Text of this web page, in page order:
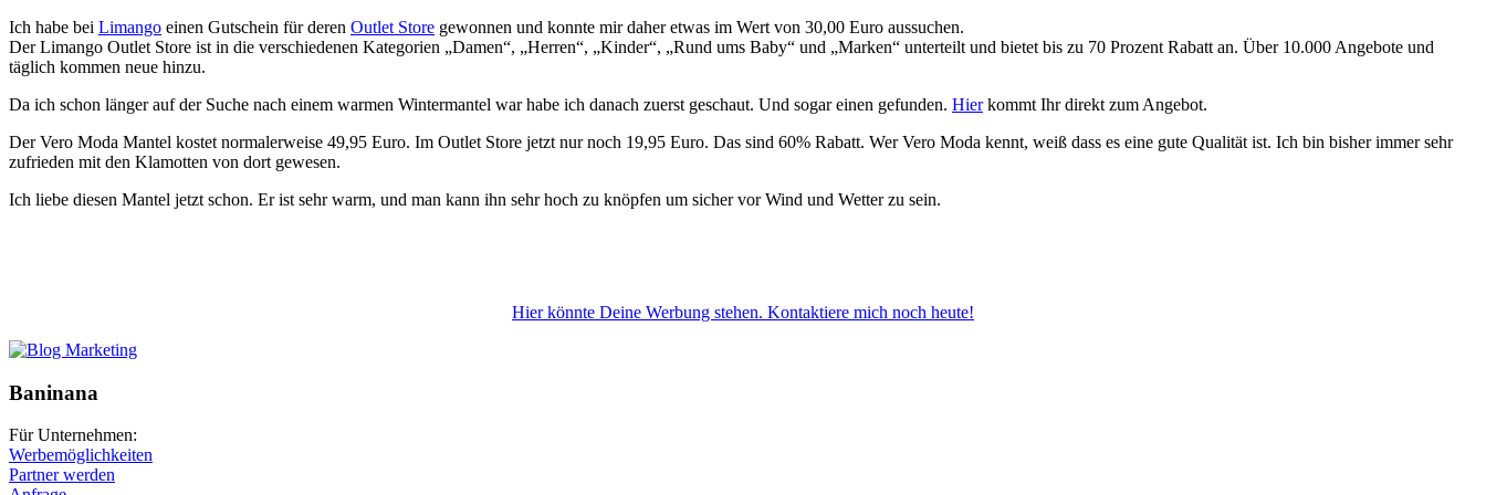
Ich habe bei Limango einen Gutschein für deren Outlet Store gewonnen und konnte mir daher etwas im Wert von 30,00 Euro aussuchen.
Der Limango Outlet Store ist in die verschiedenen Kategorien „Damen“, „Herren“, „Kinder“, „Rund ums Baby“ und „Marken“ unterteilt und bietet bis zu 70 Prozent Rabatt an. Über 10.000 Angebote und
täglich kommen neue hinzu.
Da ich schon länger auf der Suche nach einem warmen Wintermantel war habe ich danach zuerst geschaut. Und sogar einen gefunden. Hierkommt Ihr direkt zum Angebot.
Der Vero Moda Mantel kostet normalerweise 49,95 Euro. Im Outlet Store jetzt nur noch 19,95 Euro. Das sind 60% Rabatt. Wer Vero Moda kennt, weiß dass es eine gute Qualität ist. Ich bin bisher immer sehr
zufrieden mit den Klamotten von dort gewesen.
Ich liebe diesen Mantel jetzt schon. Er ist sehr warm, und man kann ihn sehr hoch zu knöpfen um sicher vor Wind und Wetter zu sein.
Hier könnte Deine Werbung stehen. Kontaktiere mich noch heute!
Baninana
Für Unternehmen:
Werbemöglichkeiten
Partner werden